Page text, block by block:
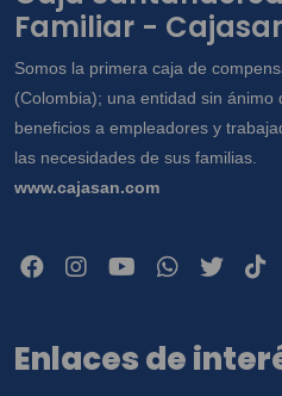
Familiar -
Somos la primera caja de
(Colombia); una entidad sin
beneficios a empleadores y
las necesidades de sus familias.
www.cajasan.com
Enlaces de